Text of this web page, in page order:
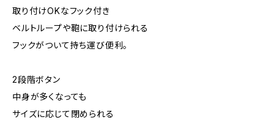
取り付けOKなフック付き
ベルトループや鞄に取り付けられる
フックがついて持ち運び便利。
2段階ボタン
中身が多くなっても
サイズに応じて閉められる